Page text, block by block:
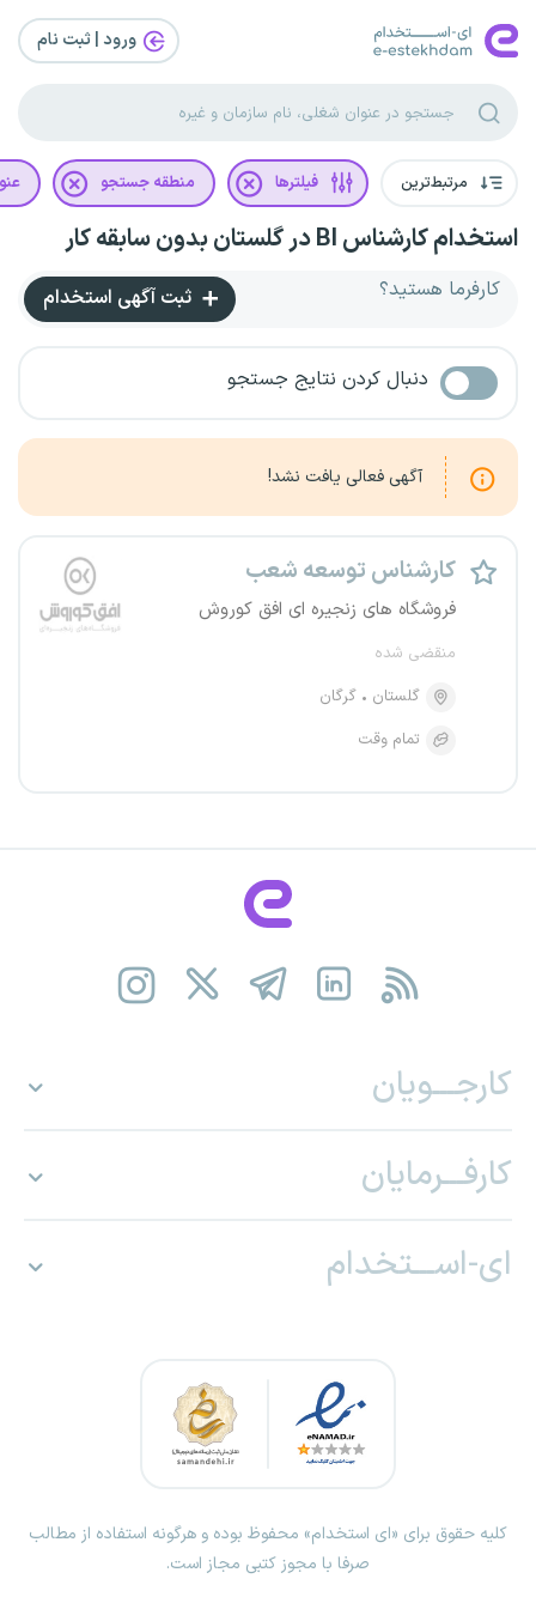
ورود | ثبت‌ نام
مرتبط‌ترین فیلترها منطقه جستجو
استخدام کارشناس BI در گلستان بدون سابقه کار
کارفرما هستید؟ ثبت آگهی استخدام
دنبال کردن نتایج جستجو
آگهی فعالی یافت نشد!
کارشناس توسعه شعب
فروشگاه های زنجیره ای افق کوروش
منقضی شده
گلستان
گرگان
تمام وقت
کارجـــویان
کارفـــرمایان
ای-اســـتخدام
کلیه حقوق برای «ای استخدام» محفوظ بوده و هرگونه استفاده از مطالب
صرفا با مجوز کتبی مجاز است.